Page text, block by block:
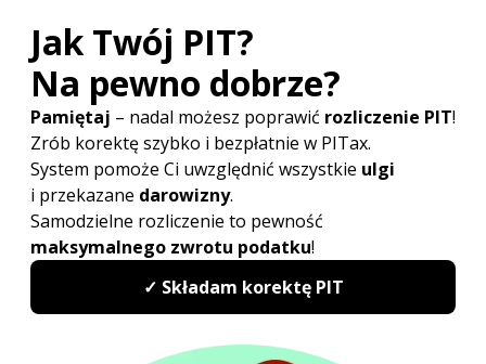
publicznego
Jedną z najistotniejszych zmian Polskiego Ładu 3.0 jest
możliwość przekazania większej części PIT na rzecz
wybranej przez nas organizacji pożytku publicznego.
Modyfikacja została wprowadzona w następstwie
znacznego podwyższenia kwoty wolnej od podatku
oraz obniżenia Iprogu podatkowego
rozliczeń za 2023 r. (zeznania roczne składane do 30
kwietnia 2024 r.) oddamy nie 1 a aż 1,5% PIT na